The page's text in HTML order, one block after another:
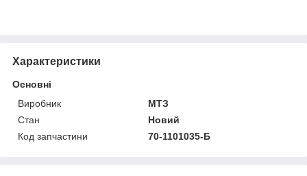
Характеристики
Основні
Виробник
МТЗ
Стан
Новий
Код запчастини
70-1101035-Б